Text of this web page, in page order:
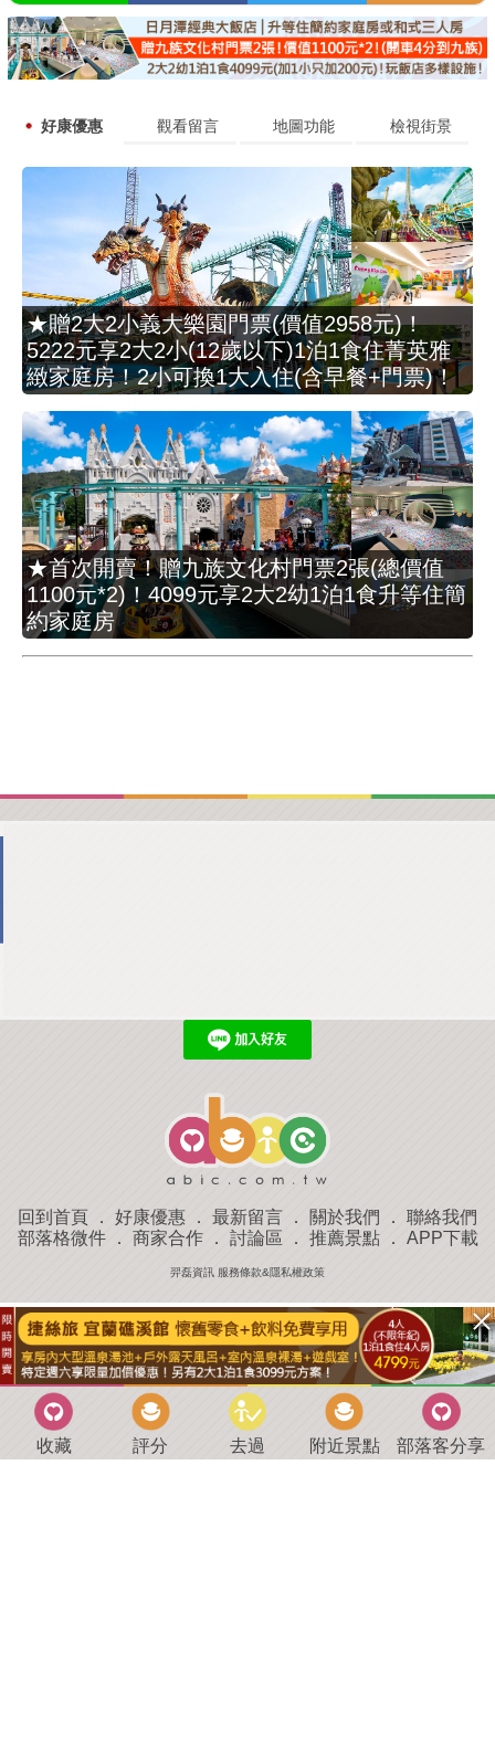
好康優惠 觀看留言 地圖功能 檢視街景
★贈2大2小義大樂園門票(價值2958元)！
5222元享2大2小(12歲以下)1泊1食住菁英雅
緻家庭房！2小可換1大入住(含早餐+門票)！
★首次開賣！贈九族文化村門票2張(總價值
1100元*2)！4099元享2大2幼1泊1食升等住簡
約家庭房
回到首頁 ． 好康優惠 ． 最新留言 ． 關於我們 ． 聯絡我們
部落格微件． 商家合作． 討論區 ． 推薦景點． APP下載
羿磊資訊 服務條款&隱私權政策
收藏 評分 去過 附近景點 部落客分享